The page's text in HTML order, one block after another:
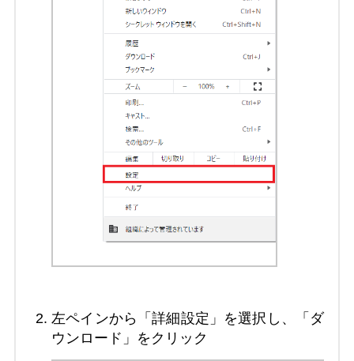
左ペインから「詳細設定」を選択し、「ダ
ウンロード」をクリック